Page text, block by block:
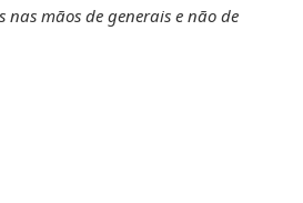
mãos de generais e não de